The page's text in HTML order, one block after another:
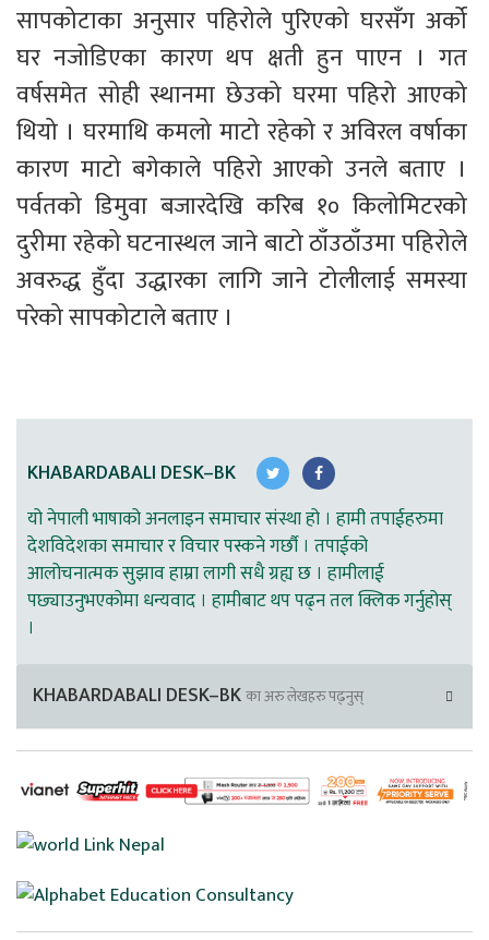
सापकोटाका अनुसार पहिरोले पुरिएको घरसँग अर्को
घर नजोडिएका कारण थप क्षती हुन पाएन । गत
वर्षसमेत सोही स्थानमा छेउको घरमा पहिरो आएको
थियो । घरमाथि कमलो माटो रहेको र अविरल वर्षाका
कारण माटो बगेकाले पहिरो आएको उनले बताए ।
पर्वतको डिमुवा बजारदेखि करिब १० किलोमिटरको
दुरीमा रहेको घटनास्थल जाने बाटो ठाँउठाँउमा पहिरोले
अवरुद्ध हुँदा उद्धारका लागि जाने टोलीलाई समस्या
परेको सापकोटाले बताए ।
KHABARDABALI DESK–BK
यो नेपाली भाषाको अनलाइन समाचार संस्था हो । हामी तपाईहरुमा
देशविदेशका समाचार र विचार पस्कने गर्छौ । तपाईको
आलोचनात्मक सुझाव हाम्रा लागी सधै ग्रह्य छ । हामीलाई
पछ्याउनुभएकोमा धन्यवाद । हामीबाट थप पढ्न तल क्लिक गर्नुहोस्
।
KHABARDABALI DESK–BKका अरु लेखहरु पढ्नुस्